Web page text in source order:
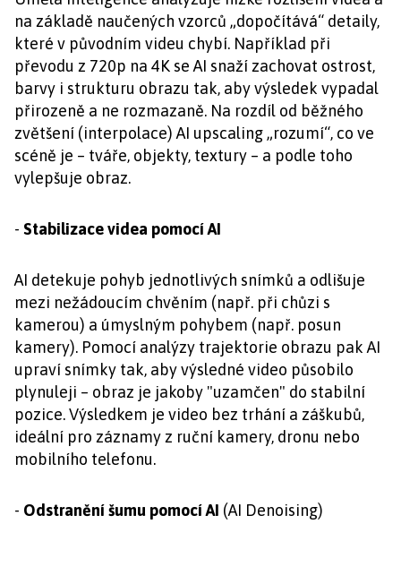
na základě naučených vzorců „dopočítává“ detaily,
které v původním videu chybí. Například při
převodu z 720p na 4K se AI snaží zachovat ostrost,
barvy i strukturu obrazu tak, aby výsledek vypadal
přirozeně a ne rozmazaně. Na rozdíl od běžného
zvětšení (interpolace) AI upscaling „rozumí“, co ve
scéně je – tváře, objekty, textury – a podle toho
vylepšuje obraz.
- Stabilizace videa pomocí AI
AI detekuje pohyb jednotlivých snímků a odlišuje
mezi nežádoucím chvěním (např. při chůzi s
kamerou) a úmyslným pohybem (např. posun
kamery). Pomocí analýzy trajektorie obrazu pak AI
upraví snímky tak, aby výsledné video působilo
plynuleji – obraz je jakoby "uzamčen" do stabilní
pozice. Výsledkem je video bez trhání a záškubů,
ideální pro záznamy z ruční kamery, dronu nebo
mobilního telefonu.
- Odstranění šumu pomocí AI (AI Denoising)